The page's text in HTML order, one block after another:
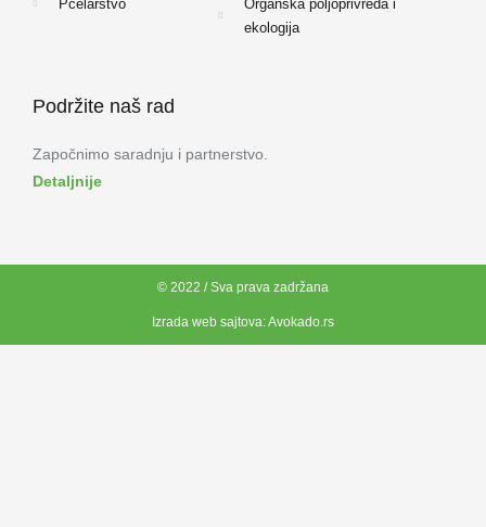
Pčelarstvo
Organska poljoprivreda i
ekologija
Podržite naš rad
Započnimo saradnju i partnerstvo.
Detaljnije
© 2022 / Sva prava zadržana
Izrada web sajtova:Avokado.rs